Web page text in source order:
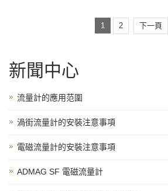
1 2 下一頁
新聞中心
流量計的應用范圍
渦街流量計的安裝注意事項
電磁流量計的安裝注意事項
ADMAG SF 電磁流量計